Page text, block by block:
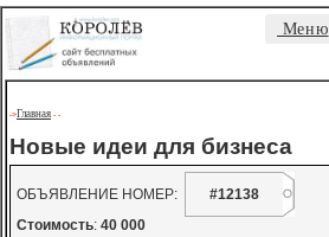
Меню
->Главная - -
Новые идеи для бизнеса
ОБЪЯВЛЕНИЕ НОМЕР:
#12138
Стоимость: 40 000